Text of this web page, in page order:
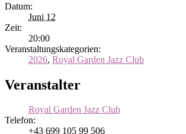
Datum:
Juni 12
Zeit:
20:00
Veranstaltungskategorien:
2026, Royal Garden Jazz Club
Veranstalter
Royal Garden Jazz Club
Telefon:
+43 699 105 99 506